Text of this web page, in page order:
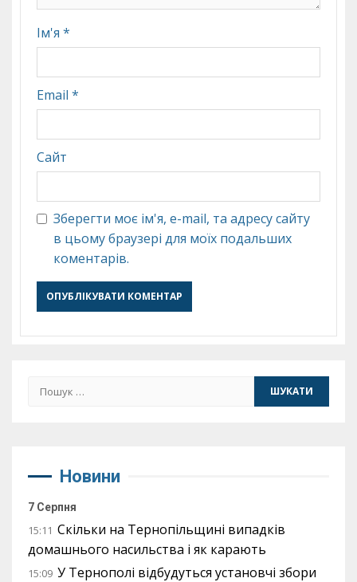
Ім'я *
Email *
Сайт
Зберегти моє ім'я, e-mail, та адресу сайту
в цьому браузері для моїх подальших
коментарів.
Пошук:
Новини
7 Серпня
15:11 Скільки на Тернопільщині випадків
домашнього насильства і як карають
15:09 У Тернополі відбудуться установчі збори